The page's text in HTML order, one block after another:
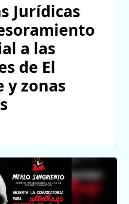
Jurídicas
a las
de El
y zonas